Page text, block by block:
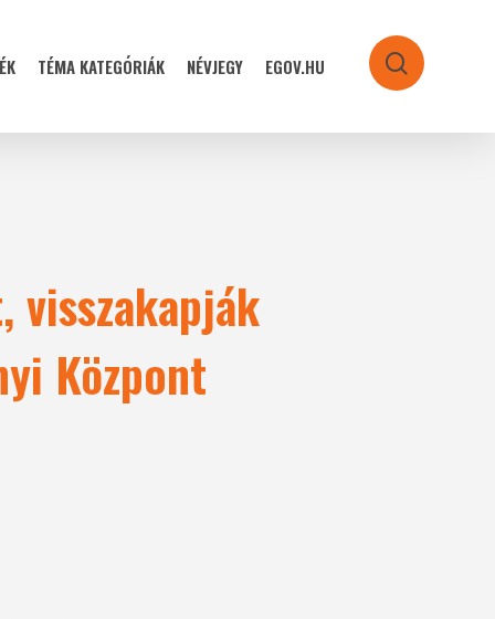
TÉMA KATEGÓRIÁK NÉVJEGY EGOV.HU search
visszakapják
Központ